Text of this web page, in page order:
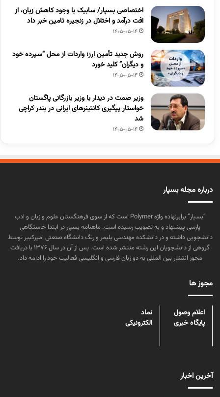
اختصاصی بسپار/ سابیک با وجود کاهش زیان، از
افت درآمد و اختلال در زنجیره تامین خبر داد
1405-05-14
روش جدید تأمین ارز؛ واردات از محل “سپرده خود
و دیگران” کلید خورد
1405-05-14
وزیر صمت در دیدار با وزیر بازرگانی پاگستان
خواستار پیگیری کانتینرهای ایرانی در بندر کراچی
شد
1405-05-14
درباره مجله بسپار
“بسپار” برابرنهاده واژه Polymer است که از سوی فرهنگستان علوم و زبان و ادب
پارسی پیشنهاد و به تصویب رسیده است. ماهنامه بسپار در ابتدا خاستگاهی
دانشجویی داشته و در دانشکده مهندسی پلیمر و رنگ دانشگاه صنعتی امیرکبیر توسط
گروهی از دانشجویان این رشته منتشر شده است. پس از آن در سال ۱۳۷۶ با دریافت
مجوز انتشار بین المللی به دو زبان فارسی و انگلیسی فعالیت خود را ادامه داد.
مجوز ها
اعلام وصول
پایگاه خبری
نماد
الکترونیکی
آخرین اخبار